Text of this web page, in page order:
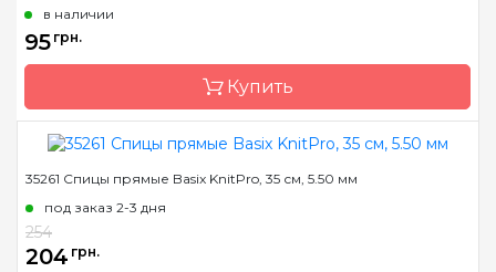
Тип спиц
Материал
Длина
100 см
в наличии
95 грн.
Купить
Бренд
Страна-производитель
Материал
35261 Спицы прямые Basix KnitPro, 35 см, 5.50 мм
под заказ 2-3 дня
254
204 грн.